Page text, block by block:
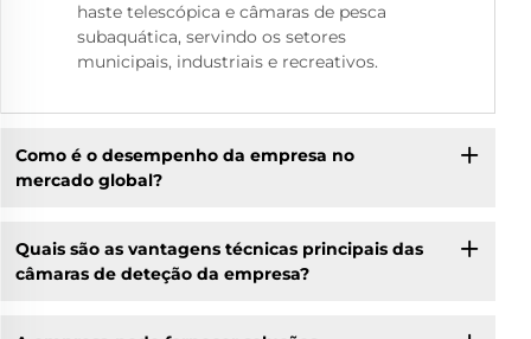
haste telescópica e câmaras de pesca
subaquática, servindo os setores
municipais, industriais e recreativos.
Como é o desempenho da empresa no
mercado global?
Quais são as vantagens técnicas principais das
câmaras de deteção da empresa?